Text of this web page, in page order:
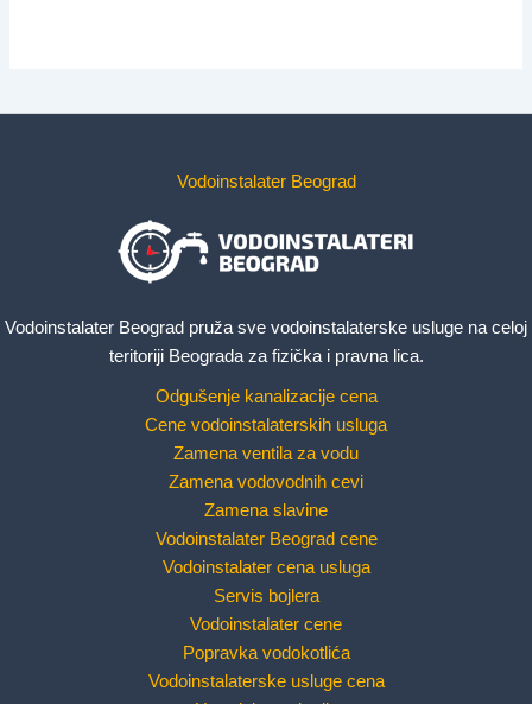
Vodoinstalater Beograd
Vodoinstalater Beograd pruža sve vodoinstalaterske usluge na celoj
teritoriji Beograda za fizička i pravna lica.
Odgušenje kanalizacije cena
Cene vodoinstalaterskih usluga
Zamena ventila za vodu
Zamena vodovodnih cevi
Zamena slavine
Vodoinstalater Beograd cene
Vodoinstalater cena usluga
Servis bojlera
Vodoinstalater cene
Popravka vodokotlića
Vodoinstalaterske usluge cena